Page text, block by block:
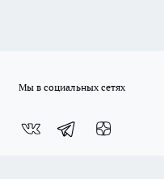
Мы в социальных сетях